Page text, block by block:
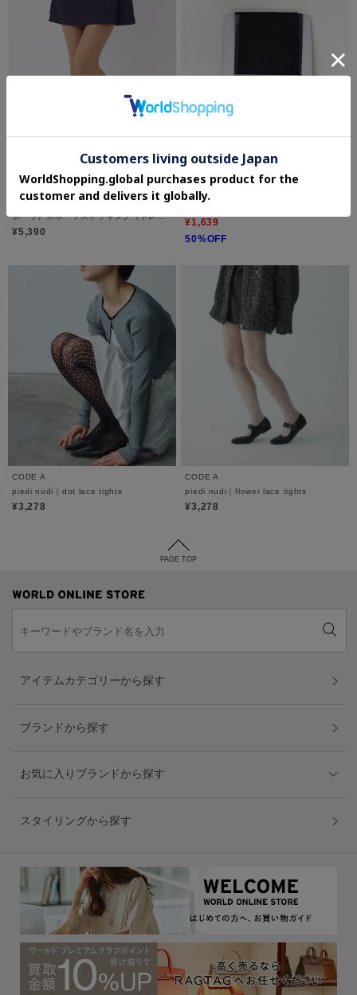
marie claire SPORT（マリクレール ス
ポーツ）スポーツストッキング（トレン
カタイプ） 3点セット
¥5,390
CODE A
piedi nudi｜20D stocking
¥1,639
50%OFF
CODE A
piedi nudi｜dot lace tights
¥3,278
CODE A
piedi nudi｜flower lace tights
¥3,278
PAGE TOP
アイテムカテゴリーから探す
ブランドから探す
お気に入りブランドから探す
スタイリングから探す